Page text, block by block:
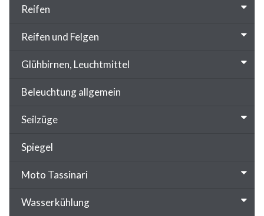
Reifen
Reifen und Felgen
Glühbirnen, Leuchtmittel
Beleuchtung allgemein
Seilzüge
Spiegel
Moto Tassinari
Wasserkühlung